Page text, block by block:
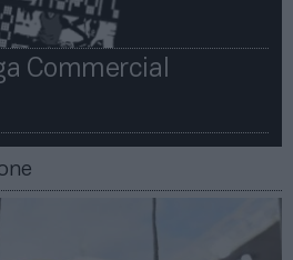
Commercial